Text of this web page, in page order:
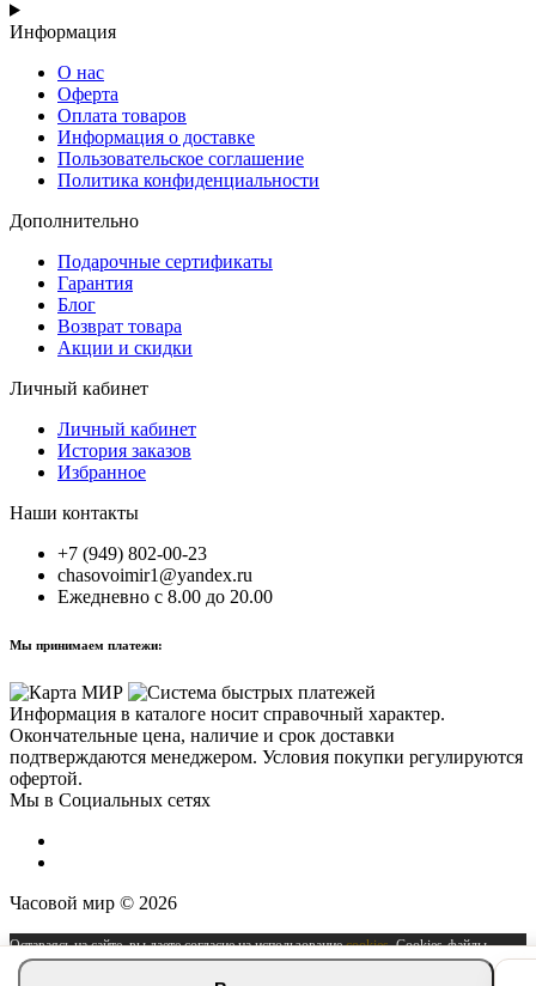
Информация
О нас
Оферта
Оплата товаров
Информация о доставке
Пользовательское соглашение
Политика конфиденциальности
Дополнительно
Подарочные сертификаты
Гарантия
Блог
Возврат товара
Акции и скидки
Личный кабинет
Личный кабинет
История заказов
Избранное
Наши контакты
+7 (949) 802-00-23
chasovoimir1@yandex.ru
Ежедневно с 8.00 до 20.00
Мы принимаем платежи:
Информация в каталоге носит справочный характер.
Окончательные цена, наличие и срок доставки
подтверждаются менеджером. Условия покупки регулируются
офертой.
Мы в Социальных сетях
Часовой мир © 2026
Оставаясь на сайте, вы даете согласие на использованиеcookies. Cookies-файлы
можно отключить в любое время в настройках вашего браузера.